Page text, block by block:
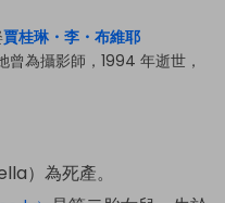
賈桂琳・李・布維耶
曾為攝影師，1994 年逝世，
）為死產。